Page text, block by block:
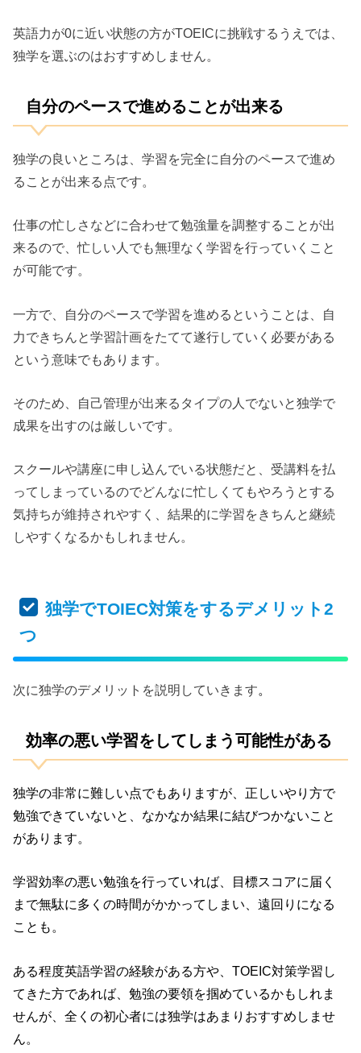
英語力が0に近い状態の方がTOEICに挑戦するうえでは、
独学を選ぶのはおすすめしません。
自分のペースで進めることが出来る
独学の良いところは、学習を完全に自分のペースで進め
ることが出来る点です。
仕事の忙しさなどに合わせて勉強量を調整することが出
来るので、忙しい人でも無理なく学習を行っていくこと
が可能です。
一方で、自分のペースで学習を進めるということは、自
力できちんと学習計画をたてて遂行していく必要がある
という意味でもあります。
そのため、自己管理が出来るタイプの人でないと独学で
成果を出すのは厳しいです。
スクールや講座に申し込んでいる状態だと、受講料を払
ってしまっているのでどんなに忙しくてもやろうとする
気持ちが維持されやすく、結果的に学習をきちんと継続
しやすくなるかもしれません。
独学でTOIEC対策をするデメリット2
つ
次に独学のデメリットを説明していきます。
効率の悪い学習をしてしまう可能性がある
独学の非常に難しい点でもありますが、正しいやり方で
勉強できていないと、なかなか結果に結びつかないこと
があります。
学習効率の悪い勉強を行っていれば、目標スコアに届く
まで無駄に多くの時間がかかってしまい、遠回りになる
ことも。
ある程度英語学習の経験がある方や、TOEIC対策学習し
てきた方であれば、勉強の要領を掴めているかもしれま
せんが、全くの初心者には独学はあまりおすすめしませ
ん。